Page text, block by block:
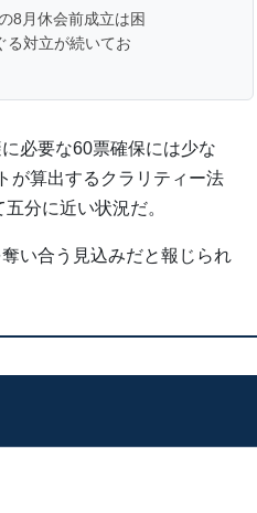
8月休会前成立は困
る対立が続いてお
必要な60票確保には少な
が算出するクラリティー法
分に近い状況だ。
い合う見込みだと報じられ